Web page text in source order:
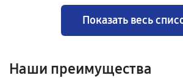
Показать весь
Наши преимущества